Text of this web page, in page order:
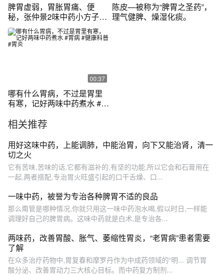
脾胃虚弱，胃胀胃痛、便
秘，张仲景2味中药小方子，
健脾降胃气
陈皮—被称为“脾胃之圣药”，
理气健脾、燥湿化痰。
00:37
哪有什么胃病，不过是胃里
有寒，记好两味中药煮水 #胃
相关推荐
用好这味中药，上能调肺，中能治胃，向下又能治肾，清一
切之火
它有苦味,苦味的话,它都有滋补的,有坚的功能,所以它会和石膏用在
一起,两者搭配,专治胃火旺盛引起的口干舌燥、口...
一味中药，被誉为专治各种脾胃不适的良品
那么甭管是哪种情况,你就只用这一味中药泡水喝,假以时日,一样能
调理好自己的脾胃病。这味中药就是白术,是专治各...
两味药，改善胃酸、胀气、萎缩性胃炎，“老胃病”患者需要
了解
在众多治疗药物中,胃复春和摩罗丹作为中成药领域的“明... 调节胃
酸分泌、改善胃动力三大核心目标。而中药复方制剂...